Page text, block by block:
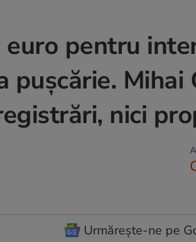
pentru
Mihai
nici
Urmărește-ne pe